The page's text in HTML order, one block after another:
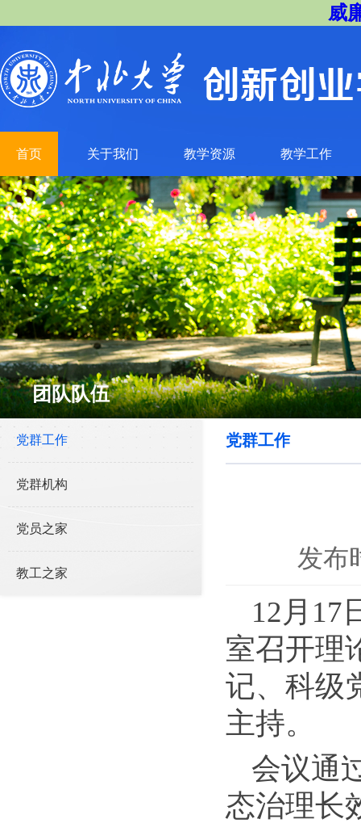
威
首页 关于我们 教学资源 教学工作
团队队伍
党群工作
党群机构
党员之家
教工之家
党群工作
发布
12月17
室召开理
记、科级
主持。
会议通
态治理长